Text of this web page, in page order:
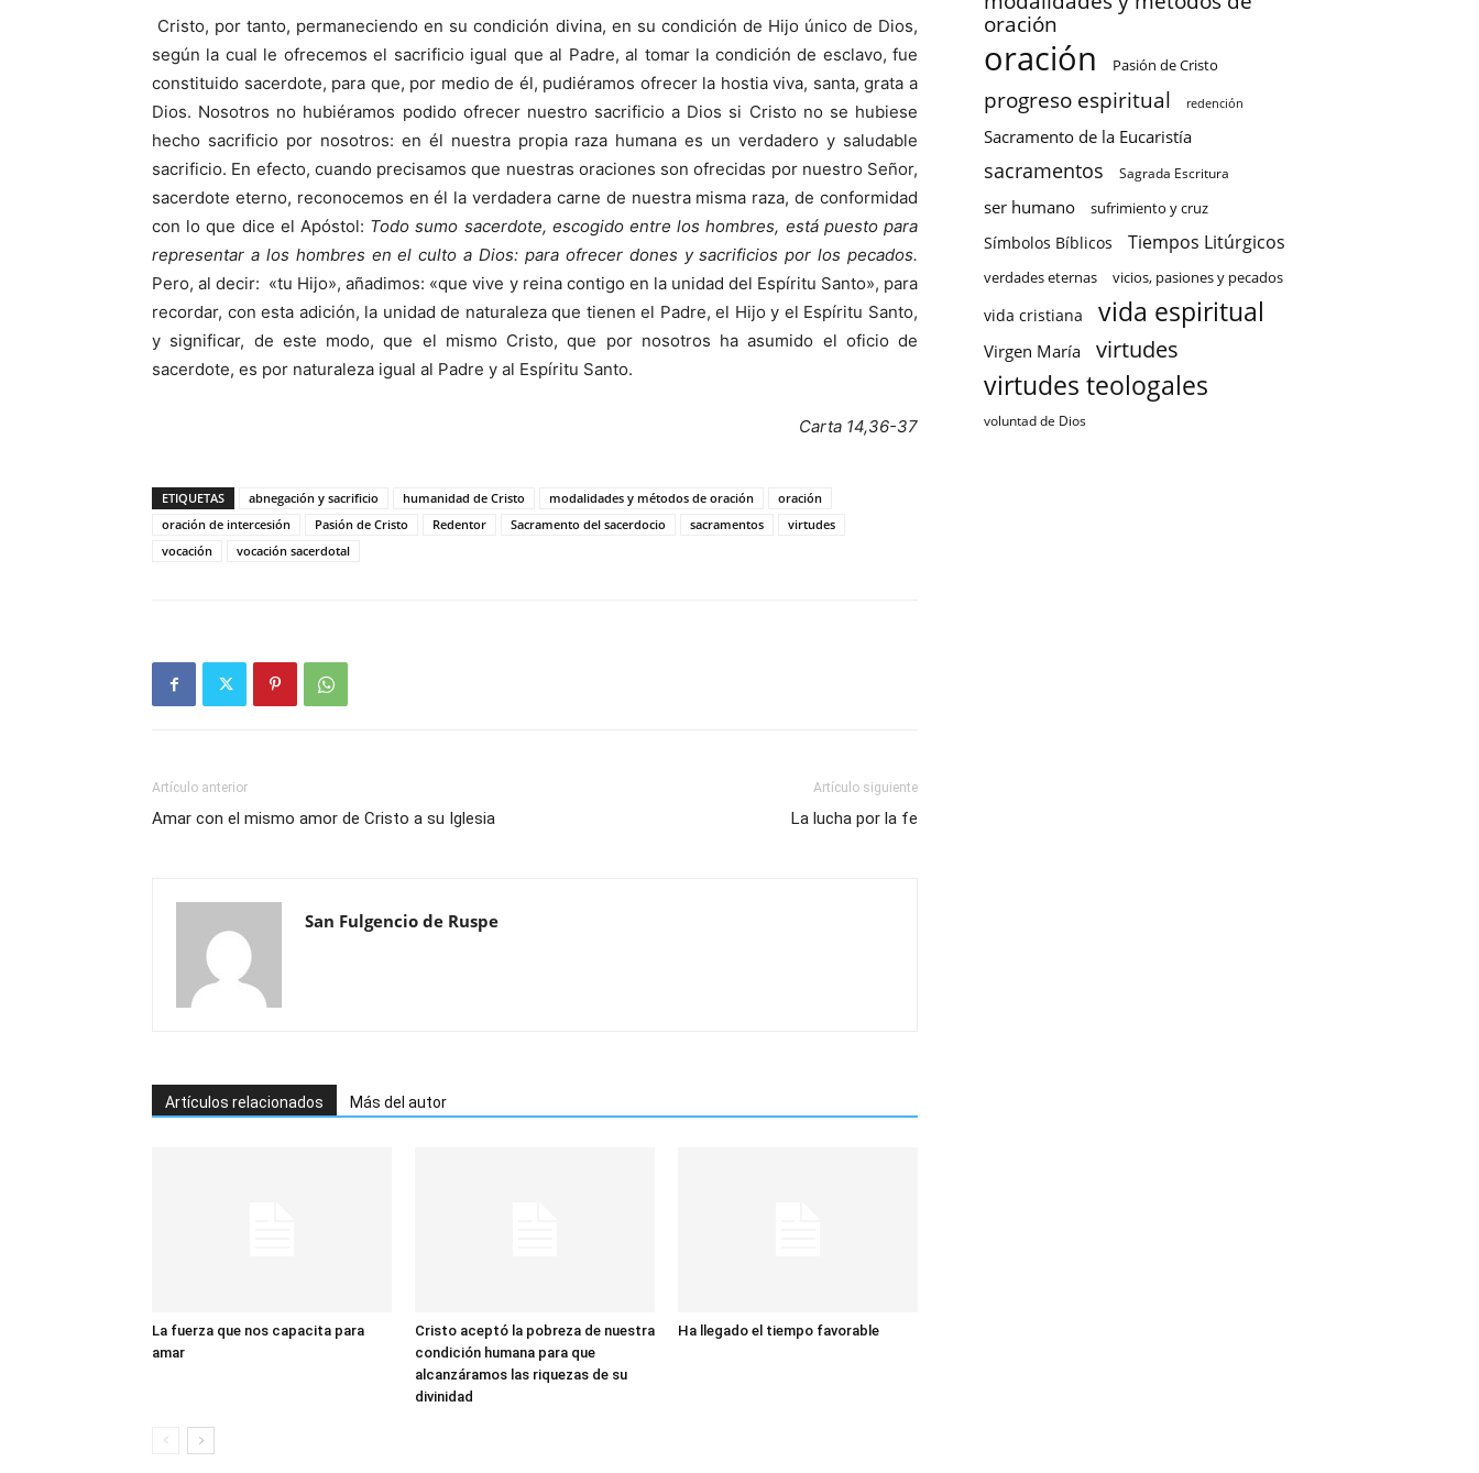
Cristo, por tanto, permaneciendo en su condición divi­na, en su condición de Hijo único de Dios,
según la cual le ofrecemos el sacrificio igual que al Padre, al tomar la condición de esclavo, fue
constituido sacerdote, para que, por medio de él, pudiéramos ofrecer la hostia viva, santa, grata a
Dios. Nosotros no hubiéramos podido ofrecer nuestro sacrificio a Dios si Cristo no se hubiese
hecho sacrificio por nosotros: en él nuestra propia raza humana es un verdadero y saludable
sacrificio. En efecto, cuando precisamos que nuestras oraciones son ofrecidas por nuestro Señor,
sacerdote eterno, reconocemos en él la verdadera carne de nuestra misma raza, de conformidad
con lo que dice el Apóstol: Todo sumo sacerdote, escogido entre los hombres, está puesto para
representar a los hombres en el culto a Dios: para ofrecer dones y sacrificios por los pecados.
Pero, al decir: «tu Hijo», añadimos: «que vive y reina contigo en la unidad del Espíritu Santo», para
recordar, con esta adición, la unidad de naturaleza que tienen el Padre, el Hijo y el Espíritu Santo,
y significar, de este modo, que el mismo Cristo, que por nosotros ha asumido el oficio de
sacerdote, es por naturaleza igual al Padre y al Espíritu Santo.
Carta 14,36-37
ETIQUETAS abnegación y sacrificio humanidad de Cristo modalidades y métodos de oración
oración
oración de intercesión
Pasión de Cristo Redentor Sacramento del sacerdocio sacramentos
virtudes
vocación
vocación sacerdotal
Artículo anterior
Amar con el mismo amor de Cristo a su Iglesia
Artículo siguiente
La lucha por la fe
San Fulgencio de Ruspe
Artículos relacionados Más del autor
La fuerza que nos capacita para
amar
Cristo aceptó la pobreza de nuestra
condición humana para que
alcanzáramos las riquezas de su
divinidad
Ha llegado el tiempo favorable
oración
oración Pasión de Cristo
progreso espiritual redención
Sacramento de la Eucaristía
sacramentos Sagrada Escritura
ser humano sufrimiento y cruz
Símbolos Bíblicos Tiempos Litúrgicos
verdades eternas vicios, pasiones y pecados
vida cristiana vida espiritual
Virgen María virtudes
virtudes teologales
voluntad de Dios